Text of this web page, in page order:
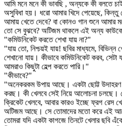
আমি মনে মনে কী ভাবছি , অন্যকে কী বলতে
অসুবিধা হয়। ধরো আমার খিদে পেয়েছে,
আমায় খেতে দেবে? বা কোনও গান শুনে আমার
তো সে বুঝবে? অটিজম থাকলে এই অন্য
"কমিউনিকেট করতে শেখা যায় না?"
"যায় তো, নিশ্চয়ই যায়! ছবির মাধ্যমে, বিভিন্ন
শেখানো যায়। কীভাবে কমিউনিকেট করব, সেটা
আমরাও কিছুটা হেল্প করতে পারি।"
"কীভাবে?"
"অনেকরকম উপায় আছে। একটা ছোট্ট উদাহরণ
করছ। কী খেলবে সেই নিয়ে আলোচনা
ক্রিকেট খেলবে, আবার কারও ইচ্ছে ফ্রগ রেস
অটিজম আছে। সে তোমাদের মতো করে এই
তোমরা যদি একটা কাগজে তিনটে খেলার ছবি